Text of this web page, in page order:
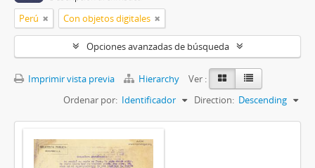
Perú Con objetos digitales
Opciones avanzadas de búsqueda
Imprimir vista previa Hierarchy
Ver :
Ordenar por: Identificador Direction: Descending